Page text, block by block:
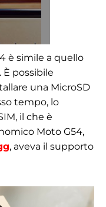
è simile a quello
possibile
una MicroSD
tempo, lo
il che è
Moto G54,
, aveva il supporto